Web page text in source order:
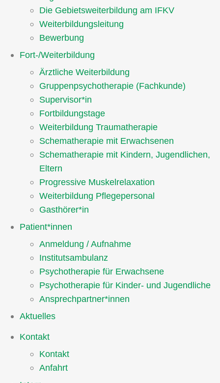
Die Gebietsweiterbildung am IFKV
Weiterbildungsleitung
Bewerbung
Fort-/Weiterbildung
Ärztliche Weiterbildung
Gruppenpsychotherapie (Fachkunde)
Supervisor*in
Fortbildungstage
Weiterbildung Traumatherapie
Schematherapie mit Erwachsenen
Schematherapie mit Kindern, Jugendlichen,
Eltern
Progressive Muskelrelaxation
Weiterbildung Pflegepersonal
Gasthörer*in
Patient*innen
Anmeldung / Aufnahme
Institutsambulanz
Psychotherapie für Erwachsene
Psychotherapie für Kinder- und Jugendliche
Ansprechpartner*innen
Aktuelles
Kontakt
Kontakt
Anfahrt